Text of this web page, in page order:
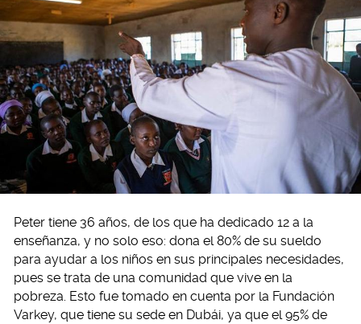
Peter tiene 36 años, de los que ha dedicado 12 a la
enseñanza, y no solo eso: dona el 80% de su sueldo
para ayudar a los niños en sus principales necesidades,
pues se trata de una comunidad que vive en la
pobreza. Esto fue tomado en cuenta por la Fundación
Varkey, que tiene su sede en Dubái, ya que el 95% de